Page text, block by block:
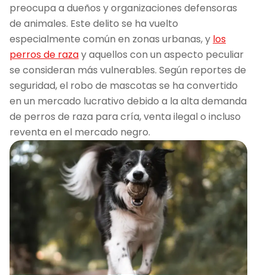
preocupa a dueños y organizaciones defensoras
de animales. Este delito se ha vuelto
especialmente común en zonas urbanas, y los
perros de razay aquellos con un aspecto peculiar
se consideran más vulnerables. Según reportes de
seguridad, el robo de mascotas se ha convertido
en un mercado lucrativo debido a la alta demanda
de perros de raza para cría, venta ilegal o incluso
reventa en el mercado negro.